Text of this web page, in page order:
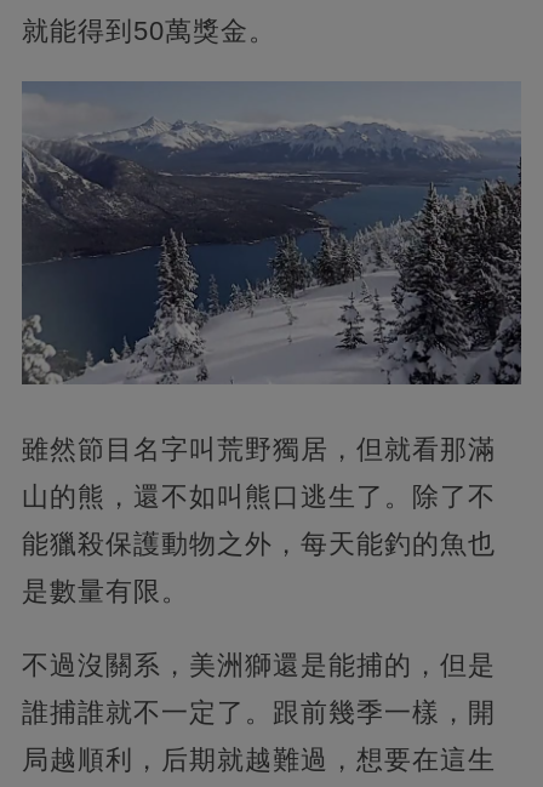
就能得到50萬獎金。
雖然節目名字叫荒野獨居，但就看那滿
山的熊，還不如叫熊口逃生了。除了不
能獵殺保護動物之外，每天能釣的魚也
是數量有限。
不過沒關系，美洲獅還是能捕的，但是
誰捕誰就不一定了。跟前幾季一樣，開
局越順利，后期就越難過，想要在這生